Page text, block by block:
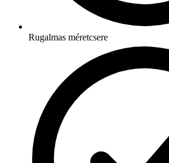
Rugalmas méretcsere